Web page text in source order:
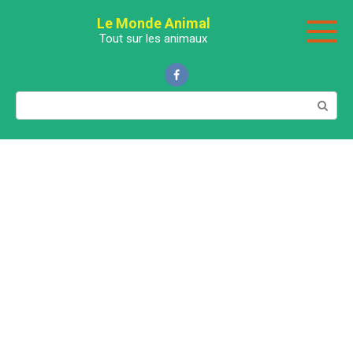
Le Monde Animal
Tout sur les animaux
Поиск: